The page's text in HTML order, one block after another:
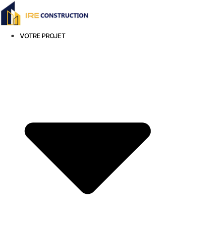
Aller
VOTRE PROJET